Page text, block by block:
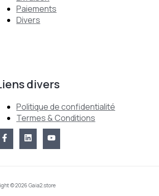
Paiements
Divers
divers
Politique de confidentialité
Termes & Conditions
© 2026 Gaia2.store